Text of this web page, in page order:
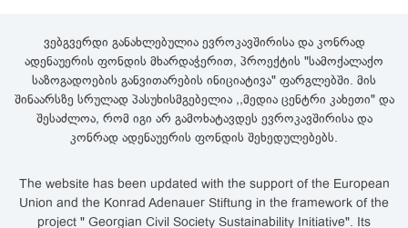
ვებგვერდი განახლებულია ევროკავშირისა და კონრად
ადენაუერის ფონდის მხარდაჭერით, პროექტის "სამოქალაქო
საზოგადოების განვითარების ინიციატივა" ფარგლებში. მის
შინაარსზე სრულად პასუხისმგებელია ,,მედია ცენტრი კახეთი" და
შესაძლოა, რომ იგი არ გამოხატავდეს ევროკავშირისა და
კონრად ადენაუერის ფონდის შეხედულებებს.
The website has been updated with the support of the European
Union and the Konrad Adenauer Stiftung in the framework of the
project " Georgian Civil Society Sustainability Initiative". Its